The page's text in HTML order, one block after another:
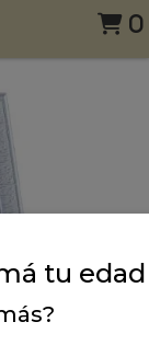
0
tu edad